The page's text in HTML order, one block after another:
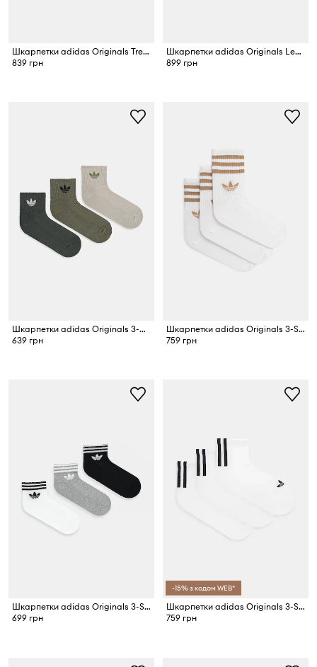
Шкарпетки adidas Originals Trefoil 3-pack
839 грн
Шкарпетки adidas Originals Leo Crew 2-pack
899 грн
Шкарпетки adidas Originals 3-pack
639 грн
Шкарпетки adidas Originals 3-Stripes 3-pack
759 грн
Шкарпетки adidas Originals 3-Stripes 3-pack
699 грн
-15% з кодом WEB*
Шкарпетки adidas Originals 3-Stripes 3-pack
759 грн